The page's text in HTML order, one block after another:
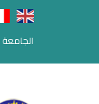
الجامعة